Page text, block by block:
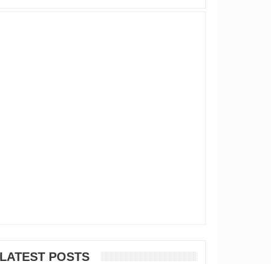
LATEST POSTS